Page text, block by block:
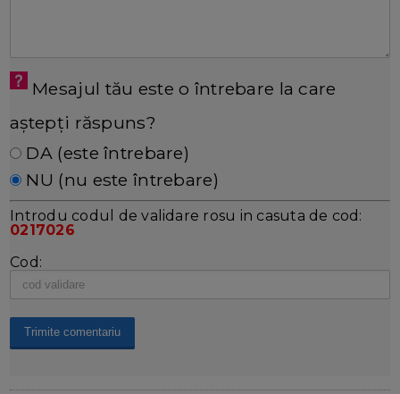
Mesajul tău este o întrebare la care
aștepți răspuns?
DA (este întrebare)
NU (nu este întrebare)
Introdu codul de validare rosu in casuta de cod:
0217026
Cod: